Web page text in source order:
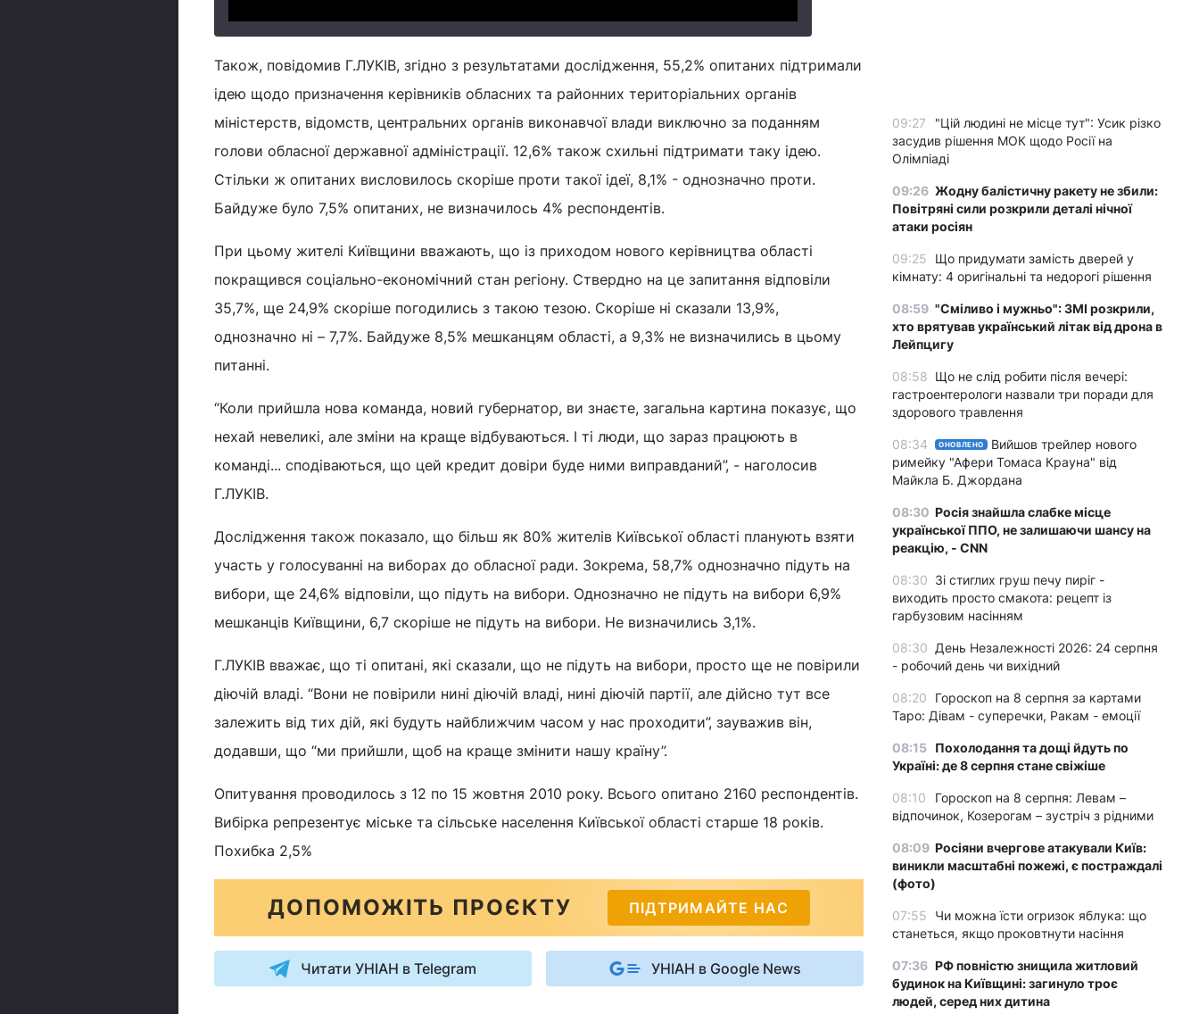
Також, повідомив Г.ЛУКІВ, згідно з результатами дослідження, 55,2% опитаних підтримали
ідею щодо призначення керівників обласних та районних територіальних органів
міністерств, відомств, центральних органів виконавчої влади виключно за поданням
голови обласної державної адміністрації. 12,6% також схильні підтримати таку ідею.
Стільки ж опитаних висловилось скоріше проти такої ідеї, 8,1% - однозначно проти.
Байдуже було 7,5% опитаних, не визначилось 4% респондентів.
При цьому жителі Київщини вважають, що із приходом нового керівництва області
покращився соціально-економічний стан регіону. Ствердно на це запитання відповіли
35,7%, ще 24,9% скоріше погодились з такою тезою. Скоріше ні сказали 13,9%,
однозначно ні – 7,7%. Байдуже 8,5% мешканцям області, а 9,3% не визначились в цьому
питанні.
“Коли прийшла нова команда, новий губернатор, ви знаєте, загальна картина показує, що
нехай невеликі, але зміни на краще відбуваються. І ті люди, що зараз працюють в
команді... сподіваються, що цей кредит довіри буде ними виправданий”, - наголосив
Г.ЛУКІВ.
Дослідження також показало, що більш як 80% жителів Київської області планують взяти
участь у голосуванні на виборах до обласної ради. Зокрема, 58,7% однозначно підуть на
вибори, ще 24,6% відповіли, що підуть на вибори. Однозначно не підуть на вибори 6,9%
мешканців Київщини, 6,7 скоріше не підуть на вибори. Не визначились 3,1%.
Г.ЛУКІВ вважає, що ті опитані, які сказали, що не підуть на вибори, просто ще не повірили
діючій владі. “Вони не повірили нині діючій владі, нині діючій партії, але дійсно тут все
залежить від тих дій, які будуть найближчим часом у нас проходити”, зауважив він,
додавши, що “ми прийшли, щоб на краще змінити нашу країну”.
Опитування проводилось з 12 по 15 жовтня 2010 року. Всього опитано 2160 респондентів.
Вибірка репрезентує міське та сільське населення Київської області старше 18 років.
Похибка 2,5%
ДОПОМОЖІТЬ ПРОЄКТУ ПІДТРИМАЙТЕ НАС
Читати УНІАН в Telegram УНІАН в Google News
09:27
"Цій людині не місце тут": Усик різко
засудив рішення МОК щодо Росії на
Олімпіаді
09:26 Жодну балістичну ракету не збили:
Повітряні сили розкрили деталі нічної
атаки росіян
09:25
Що придумати замість дверей у
кімнату: 4 оригінальні та недорогі рішення
08:59 "Сміливо і мужньо": ЗМІ розкрили,
хто врятував український літак від дрона в
Лейпцигу
08:58 Що не слід робити після вечері:
гастроентерологи назвали три поради для
здорового травлення
08:34 ОНОВЛЕНО
Вийшов трейлер нового
римейку "Афери Томаса Крауна" від
Майкла Б. Джордана
08:30 Росія знайшла слабке місце
української ППО, не залишаючи шансу на
реакцію, - CNN
08:30 Зі стиглих груш печу пиріг -
виходить просто смакота: рецепт із
гарбузовим насінням
08:30 День Незалежності 2026: 24 серпня
- робочий день чи вихідний
08:20
Гороскоп на 8 серпня за картами
Таро: Дівам - суперечки, Ракам - емоції
08:15 Похолодання та дощі йдуть по
Україні: де 8 серпня стане свіжіше
08:10
Гороскоп на 8 серпня: Левам –
відпочинок, Козерогам – зустріч з рідними
08:09 Росіяни вчергове атакували Київ:
виникли масштабні пожежі, є постраждалі
(фото)
07:55
Чи можна їсти огризок яблука: що
станеться, якщо проковтнути насіння
07:36 РФ повністю знищила житловий
будинок на Київщині: загинуло троє
людей, серед них дитина